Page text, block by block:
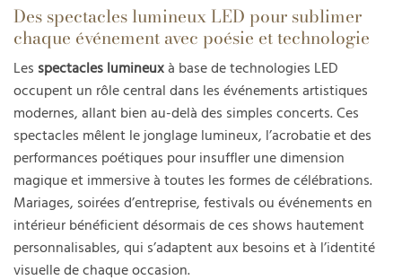
Des spectacles lumineux LED pour sublimer
chaque événement avec poésie et technologie
Les spectacles lumineuxà base de technologies LED
occupent un rôle central dans les événements artistiques
modernes, allant bien au-delà des simples concerts. Ces
spectacles mêlent le jonglage lumineux, l’acrobatie et des
performances poétiques pour insuffler une dimension
magique et immersive à toutes les formes de célébrations.
Mariages, soirées d’entreprise, festivals ou événements en
intérieur bénéficient désormais de ces shows hautement
personnalisables, qui s’adaptent aux besoins et à l’identité
visuelle de chaque occasion.